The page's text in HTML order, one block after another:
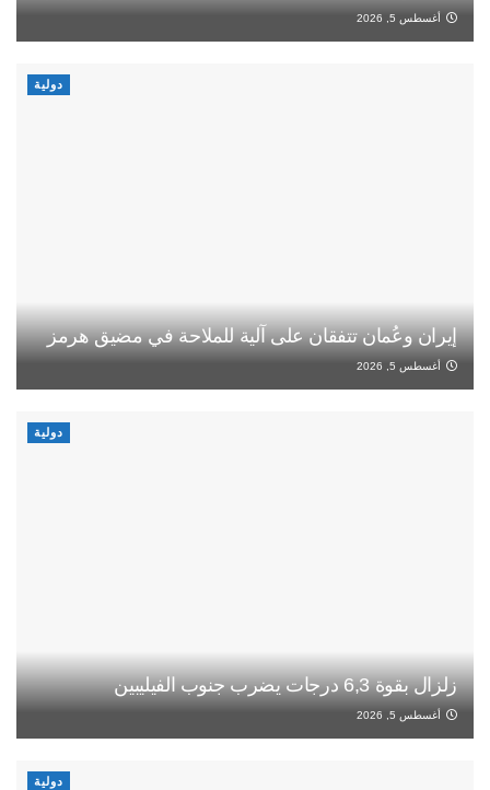
أغسطس 5, 2026
دولية
إيران وعُمان تتفقان على آلية للملاحة في مضيق هرمز
أغسطس 5, 2026
دولية
زلزال بقوة 6,3 درجات يضرب جنوب الفيليبين
أغسطس 5, 2026
دولية